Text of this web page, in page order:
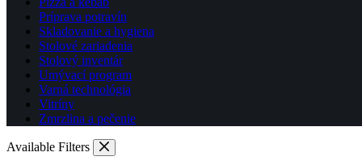
Príprava potravín
Skladovanie a hygiena
Stolové zariadenia
Stolový inventár
Umývací program
Varná technológia
Vitríny
Zmrzlina a pečenie
Available Filters